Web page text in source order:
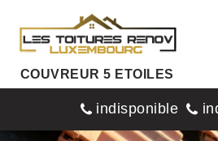
COUVREUR 5 ETOILES
indisponible